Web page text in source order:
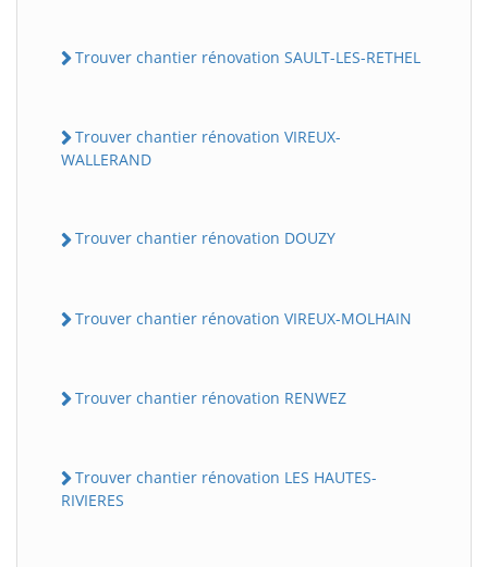
Trouver chantier rénovation SAULT-LES-RETHEL
Trouver chantier rénovation VIREUX-
WALLERAND
Trouver chantier rénovation DOUZY
Trouver chantier rénovation VIREUX-MOLHAIN
Trouver chantier rénovation RENWEZ
Trouver chantier rénovation LES HAUTES-
RIVIERES